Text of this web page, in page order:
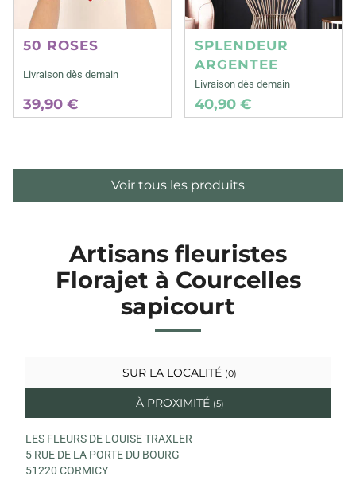
50 ROSES
Livraison dès demain
39,90 €
SPLENDEUR
ARGENTEE
Livraison dès demain
40,90 €
Voir tous les produits
Artisans fleuristes
Florajet à Courcelles
sapicourt
SUR LA LOCALITÉ (0)
À PROXIMITÉ (5)
LES FLEURS DE LOUISE TRAXLER
5 RUE DE LA PORTE DU BOURG
51220 CORMICY